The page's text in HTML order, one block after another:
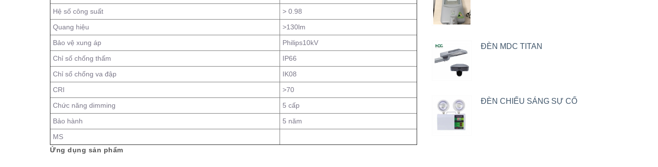
Hệ số công suất
> 0.98
Quang hiệu
>130lm
Bảo vệ xung áp
Philips10kV
Chỉ số chống thấm
IP66
Chỉ số chống va đập
IK08
CRI
>70
Chức năng dimming
5 cấp
Bảo hành
5 năm
MS
Ứng dụng sản phẩm
ĐÈN MDC TITAN
ĐÈN CHIẾU SÁNG SỰ CỐ